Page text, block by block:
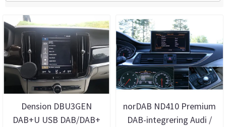
Dension DBU3GEN
DAB+U USB DAB/DAB+
norDAB ND410 Premium
DAB-integrering Audi /